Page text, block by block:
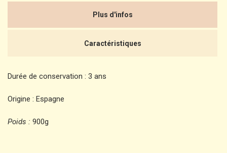
Plus d'infos
Caractéristiques
Durée de conservation : 3 ans
Origine : Espagne
Poids : 900g